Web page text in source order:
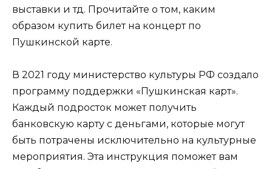
выставки и тд. Прочитайте о том, каким
образом купить билет на концерт по
Пушкинской карте.
В 2021 году министерство культуры РФ создало
программу поддержки «Пушкинская карт».
Каждый подросток может получить
банковскую карту с деньгами, которые могут
быть потрачены исключительно на культурные
мероприятия. Эта инструкция поможет вам